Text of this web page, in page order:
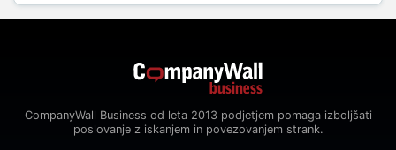
CompanyWall Business od leta 2013 podjetjem pomaga izboljšati
poslovanje z iskanjem in povezovanjem strank.